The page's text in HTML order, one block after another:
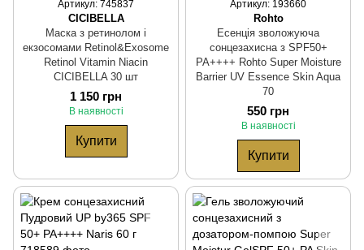
Артикул: 745837
CICIBELLA
Маска з ретинолом і
екзосомами Retinol&Exosome
Retinol Vitamin Niacin
CICIBELLA 30 шт
1 150 грн
В наявності
Купити
Артикул: 193660
Rohto
Есенція зволожуюча
сонцезахисна з SPF50+
PA++++ Rohto Super Moisture
Barrier UV Essence Skin Aqua
70
550 грн
В наявності
Купити